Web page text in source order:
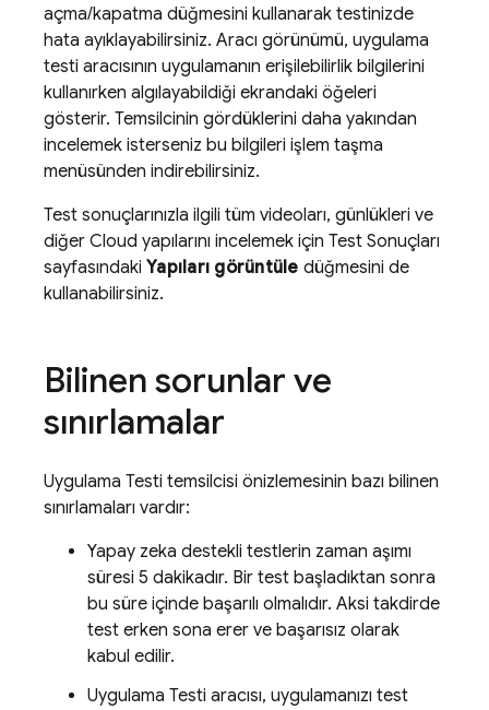
açma/kapatma düğmesini kullanarak testinizde
hata ayıklayabilirsiniz. Aracı görünümü, uygulama
testi aracısının uygulamanın erişilebilirlik bilgilerini
kullanırken algılayabildiği ekrandaki öğeleri
gösterir. Temsilcinin gördüklerini daha yakından
incelemek isterseniz bu bilgileri işlem taşma
menüsünden indirebilirsiniz.
Test sonuçlarınızla ilgili tüm videoları, günlükleri ve
diğer Cloud yapılarını incelemek için Test Sonuçları
sayfasındaki Yapıları görüntüle düğmesini de
kullanabilirsiniz.
Bilinen sorunlar ve
sınırlamalar
Uygulama Testi temsilcisi önizlemesinin bazı bilinen
sınırlamaları vardır:
Yapay zeka destekli testlerin zaman aşımı
süresi 5 dakikadır. Bir test başladıktan sonra
bu süre içinde başarılı olmalıdır. Aksi takdirde
test erken sona erer ve başarısız olarak
kabul edilir.
Uygulama Testi aracısı, uygulamanızı test